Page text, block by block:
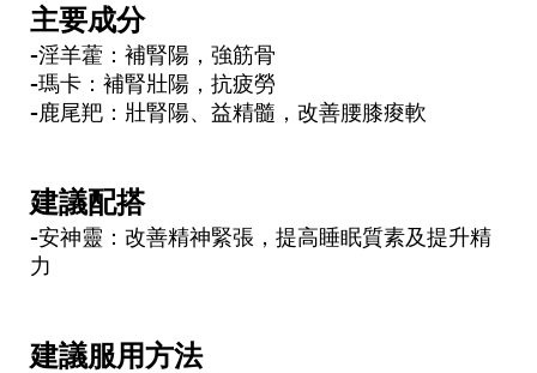
主要成分
-淫羊藿：補腎陽，強筋骨
-瑪卡：補腎壯陽，抗疲勞
-鹿尾羓：壯腎陽、益精髓，改善腰膝痠軟
建議配搭​
-安神靈：改善精神緊張，提高睡眠質素及提升精
力
建議服用方法